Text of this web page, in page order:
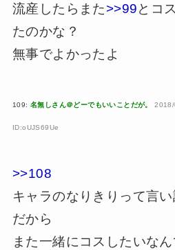
流産したらまた>>99とコ
たのかな？
無事でよかったよ
109: 名無しさん＠どーでもいいことだが。
ID:oUJS69Ue
>>108
キャラのなりきりって言
だから
また一緒にコスしたいな